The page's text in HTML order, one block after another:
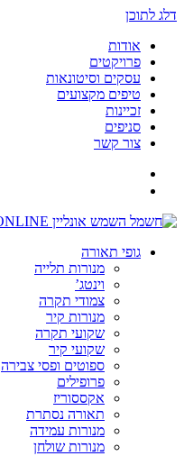
דלג לתוכן
אודות
פרויקטים
עסקים וסיטונאות
טיפים מקצועים
זכיינות
סניפים
צור קשר
גופי תאורה
מנורות תלייה
וינטג’
צמודי תקרה
מנורות קיר
שקועי תקרה
שקועי קיר
ספוטים ופסי צבירה
פרופילים
אקססוריז
תאורה נסתרת
מנורות עמידה
מנורות שולחן